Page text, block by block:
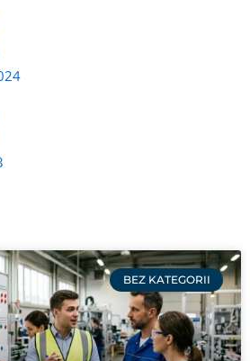
BEZ KATEGORII
StronaStronaStronaStronaStronaStronaStronaStrona
StronaStronaStronaStrona